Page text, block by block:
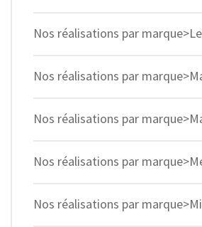
Nos réalisations par
Nos réalisations par
Nos réalisations par
Nos réalisations par
Nos réalisations par